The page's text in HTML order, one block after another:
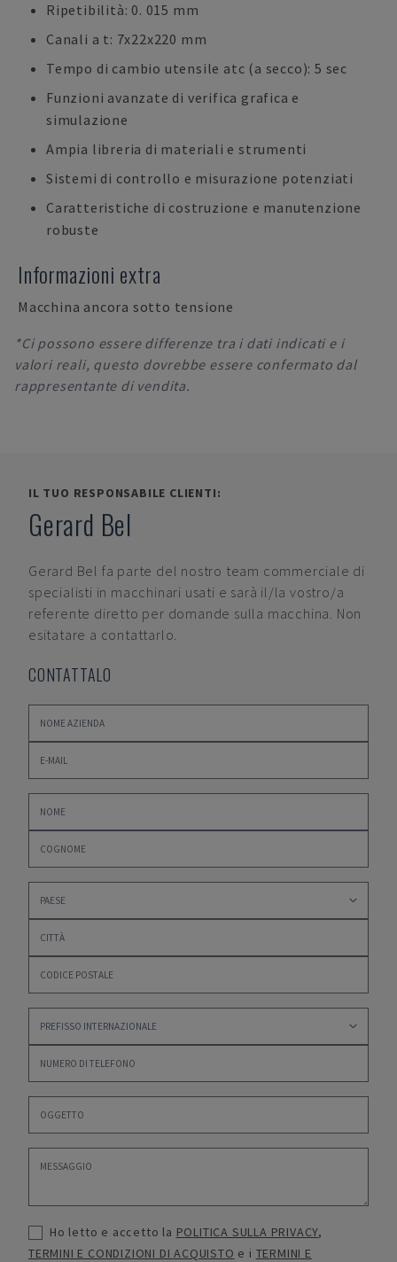
Ripetibilità: 0. 015 mm
Canali a t: 7x22x220 mm
Tempo di cambio utensile atc (a secco): 5 sec
Funzioni avanzate di verifica grafica e
simulazione
Ampia libreria di materiali e strumenti
Sistemi di controllo e misurazione potenziati
Caratteristiche di costruzione e manutenzione
robuste
Informazioni extra
Macchina ancora sotto tensione
*Ci possono essere differenze tra i dati indicati e i
valori reali, questo dovrebbe essere confermato dal
rappresentante di vendita.
IL TUO RESPONSABILE CLIENTI:
Gerard Bel
Gerard Bel fa parte del nostro team commerciale di
specialisti in macchinari usati e sarà il/la vostro/a
referente diretto per domande sulla macchina. Non
esitatare a contattarlo.
CONTATTALO
Ho letto e accetto la POLITICA SULLA PRIVACY,
TERMINI E CONDIZIONI DI ACQUISTO e i TERMINI E